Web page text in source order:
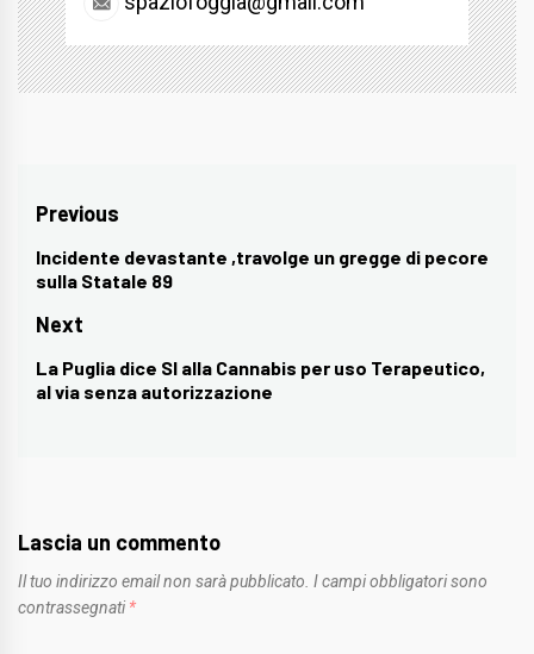
Navigazione
articoli
Previous
Previous
post:
Incidente devastante ,travolge un gregge di pecore
sulla Statale 89
Next
Next
post:
La Puglia dice SI alla Cannabis per uso Terapeutico,
al via senza autorizzazione
Lascia un commento
Il tuo indirizzo email non sarà pubblicato. I campi obbligatori sono
contrassegnati *